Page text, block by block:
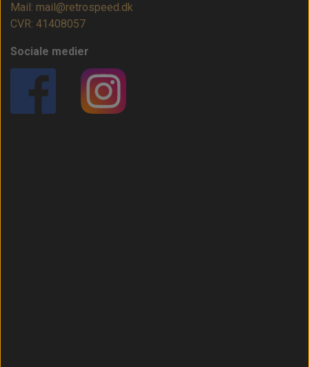
Mail: mail@retrospeed.dk
CVR: 41408057
Sociale medier